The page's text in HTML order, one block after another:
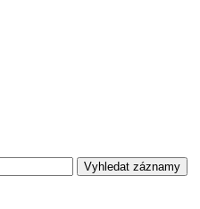
Vyhledat záznamy